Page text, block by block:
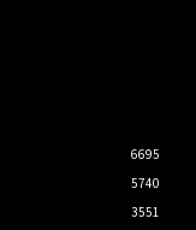
6695
5740
3551